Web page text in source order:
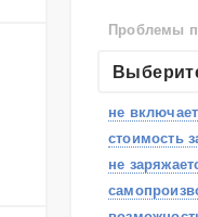
Наушники
Проблемы
не
стоимость
не